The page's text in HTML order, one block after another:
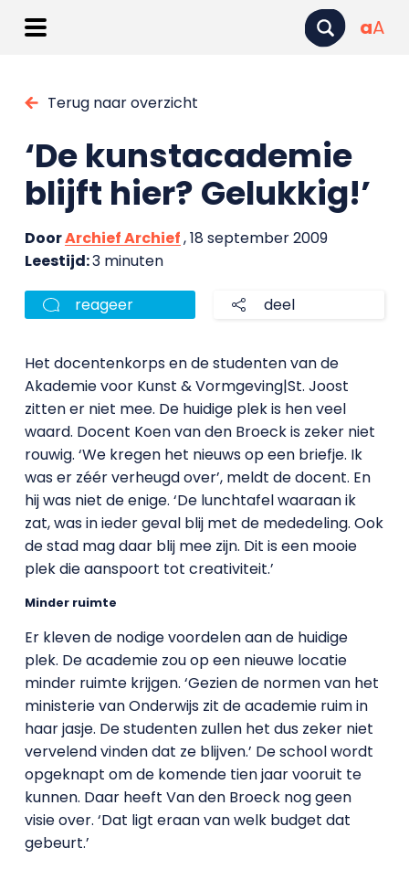
aA
Terug naar overzicht
‘De kunstacademie
blijft hier? Gelukkig!’
DoorArchief Archief, 18 september 2009
Leestijd:3 minuten
reageer deel
Het docentenkorps en de studenten van de
Akademie voor Kunst & Vormgeving|St. Joost
zitten er niet mee. De huidige plek is hen veel
waard. Docent Koen van den Broeck is zeker niet
rouwig. ‘We kregen het nieuws op een briefje. Ik
was er zéér verheugd over’, meldt de docent. En
hij was niet de enige. ‘De lunchtafel waaraan ik
zat, was in ieder geval blij met de mededeling. Ook
de stad mag daar blij mee zijn. Dit is een mooie
plek die aanspoort tot creativiteit.’
Minder ruimte
Er kleven de nodige voordelen aan de huidige
plek. De academie zou op een nieuwe locatie
minder ruimte krijgen. ‘Gezien de normen van het
ministerie van Onderwijs zit de academie ruim in
haar jasje. De studenten zullen het dus zeker niet
vervelend vinden dat ze blijven.’ De school wordt
opgeknapt om de komende tien jaar vooruit te
kunnen. Daar heeft Van den Broeck nog geen
visie over. ‘Dat ligt eraan van welk budget dat
gebeurt.’